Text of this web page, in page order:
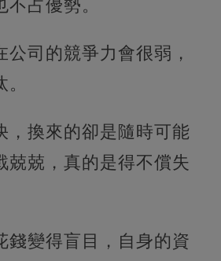
占優勢。
司的競爭力會很弱，
，換來的卻是隨時可能
兢兢，真的是得不償失
錢變得盲目，自身的資